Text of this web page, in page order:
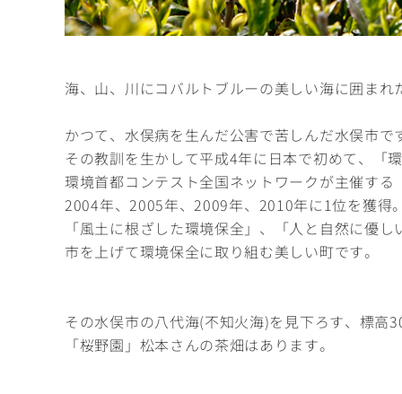
海、山、川にコバルトブルーの美しい海に囲ま
かつて、水俣病を生んだ公害で苦しんだ水俣市で
その教訓を生かして平成4年に日本で初めて、「
環境首都コンテスト全国ネットワークが主催す
2004年、2005年、2009年、2010年に1位を獲得
「風土に根ざした環境保全」、「人と自然に優
市を上げて環境保全に取り組む美しい町です。
その水俣市の八代海(不知火海)を見下ろす、標高
「桜野園」松本さんの茶畑はあります。